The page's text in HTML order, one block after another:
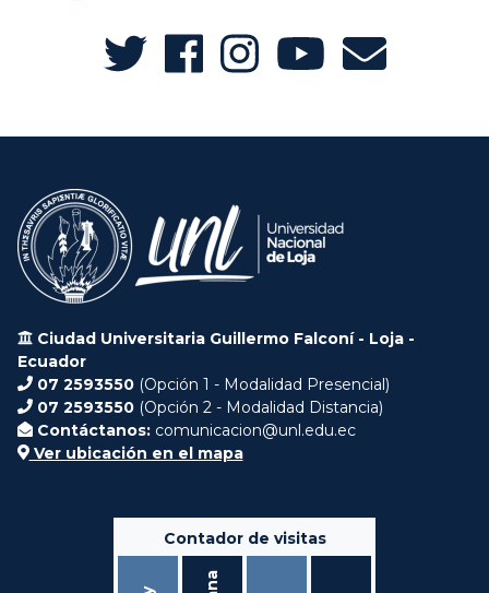
Ciudad Universitaria Guillermo Falconí - Loja -
Ecuador
07 2593550 (Opción 1 - Modalidad Presencial)
07 2593550 (Opción 2 - Modalidad Distancia)
Contáctanos: comunicacion@unl.edu.ec
Ver ubicación en el mapa
Contador de visitas